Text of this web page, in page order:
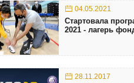
04.05.2021
Стартовала
2021 - лагерь
28.11.2017